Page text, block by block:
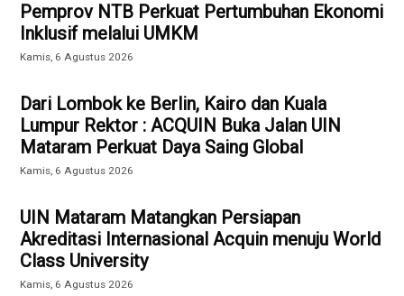
Pemprov NTB Perkuat Pertumbuhan Ekonomi
Inklusif melalui UMKM
Kamis, 6 Agustus 2026
Dari Lombok ke Berlin, Kairo dan Kuala
Lumpur Rektor : ACQUIN Buka Jalan UIN
Mataram Perkuat Daya Saing Global
Kamis, 6 Agustus 2026
UIN Mataram Matangkan Persiapan
Akreditasi Internasional Acquin menuju World
Class University
Kamis, 6 Agustus 2026